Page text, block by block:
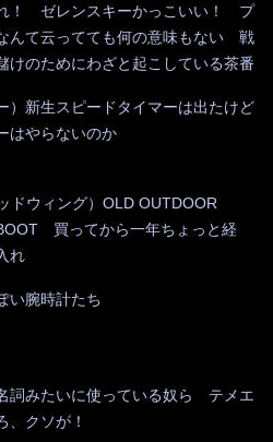
！ ゼレンスキーかっこいい！ プ
んて云ってても何の意味もない 戦
けのためにわざと起こしている茶番
）新生スピードタイマーは出たけど
はやらないのか
ドウィング）OLD OUTDOOR
買ってから一年ちょっと経
れ
い腕時計たち
詞みたいに使っている奴ら テメエ
、クソが！